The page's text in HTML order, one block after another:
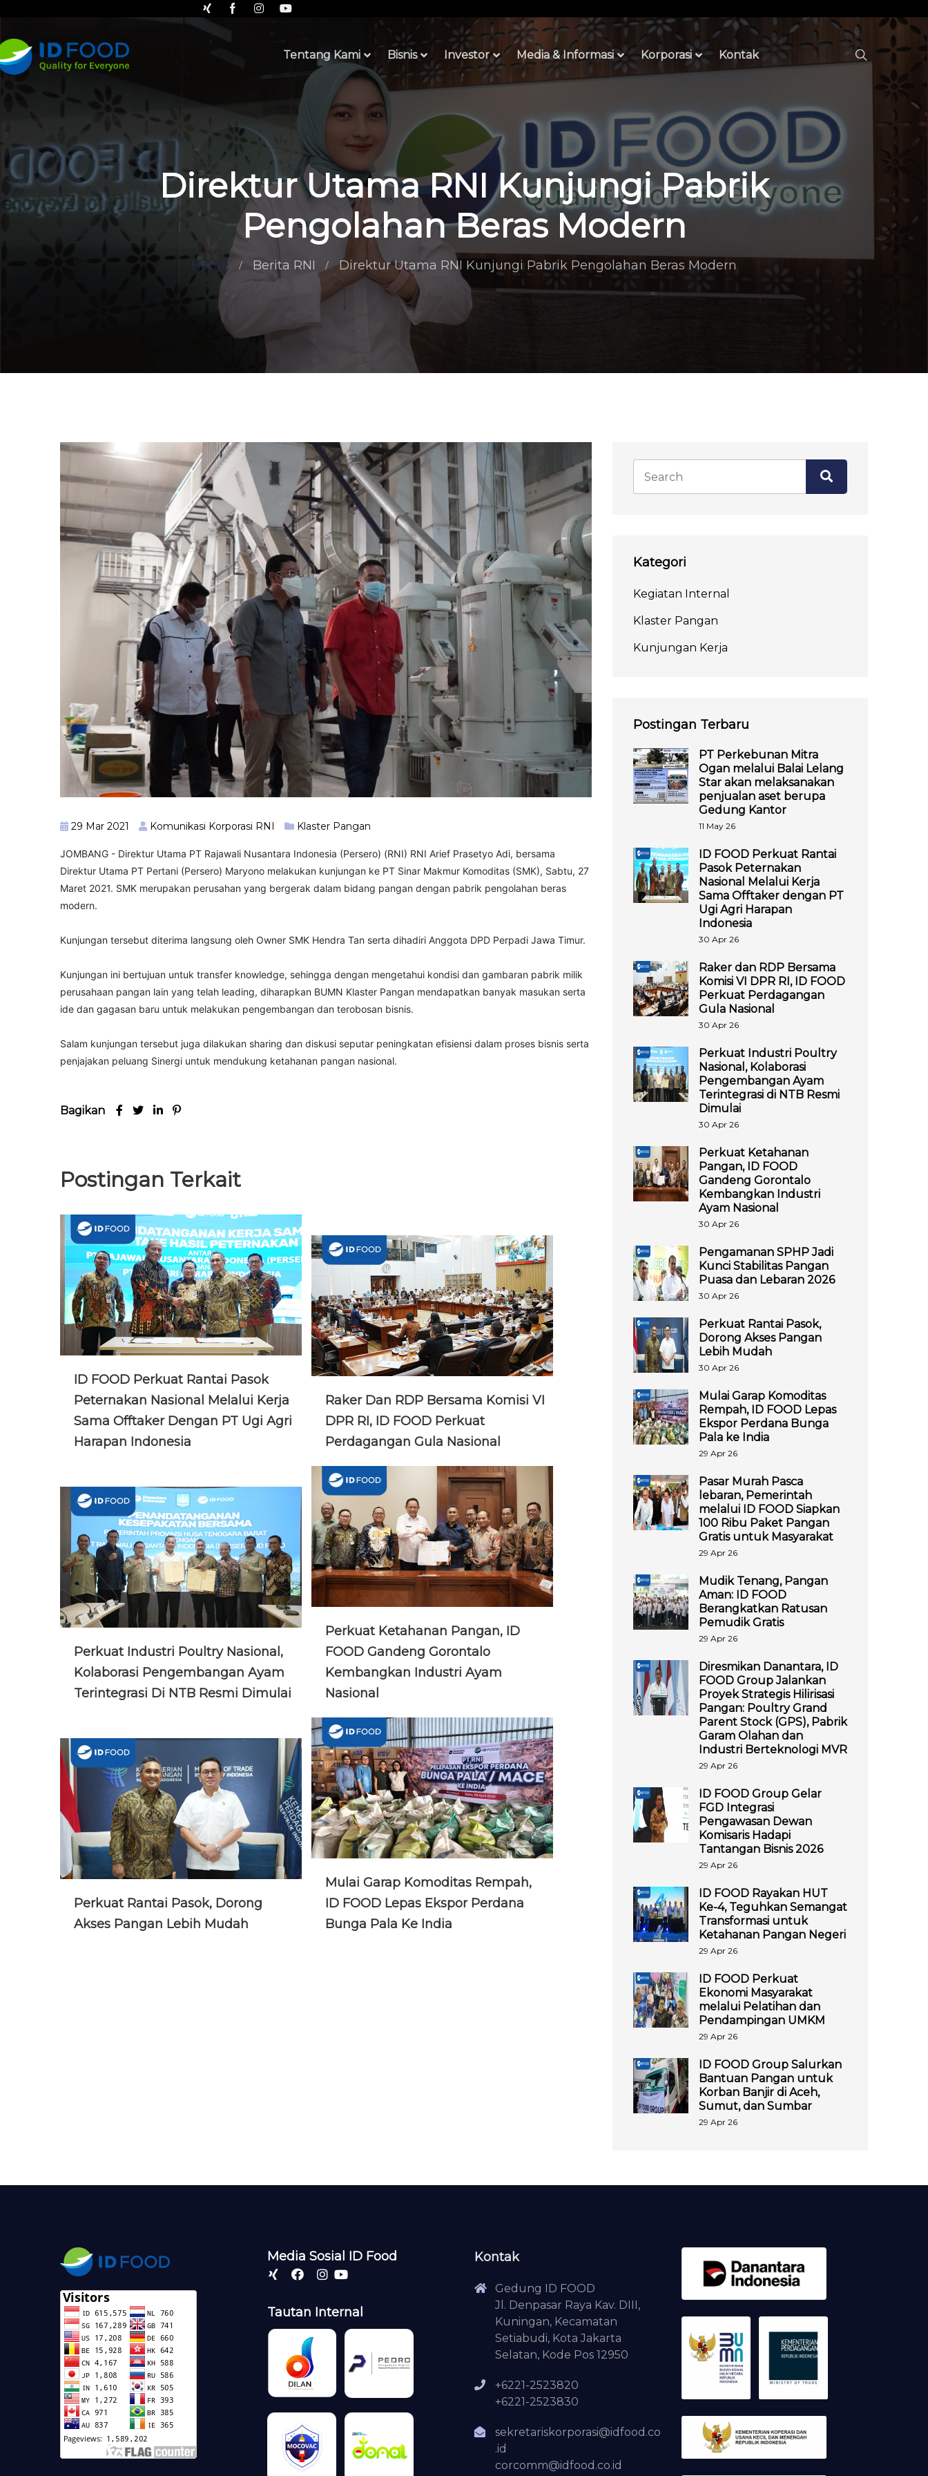
Tentang Kami Bisnis Investor Media & Informasi Korporasi Kontak
Direktur Utama RNI Kunjungi Pabrik
Pengolahan Beras Modern
Home Berita RNI Direktur Utama RNI Kunjungi Pabrik Pengolahan Beras Modern
29 Mar 2021 Komunikasi Korporasi RNI Klaster Pangan
JOMBANG - Direktur Utama PT Rajawali Nusantara Indonesia (Persero) (RNI) RNI Arief Prasetyo Adi, bersama
Direktur Utama PT Pertani (Persero) Maryono melakukan kunjungan ke PT Sinar Makmur Komoditas (SMK), Sabtu, 27
Maret 2021. SMK merupakan perusahan yang bergerak dalam bidang pangan dengan pabrik pengolahan beras
modern.
Kunjungan tersebut diterima langsung oleh Owner SMK Hendra Tan serta dihadiri Anggota DPD Perpadi Jawa Timur.
Kunjungan ini bertujuan untuk transfer knowledge, sehingga dengan mengetahui kondisi dan gambaran pabrik milik
perusahaan pangan lain yang telah leading, diharapkan BUMN Klaster Pangan mendapatkan banyak masukan serta
ide dan gagasan baru untuk melakukan pengembangan dan terobosan bisnis.
Salam kunjungan tersebut juga dilakukan sharing dan diskusi seputar peningkatan efisiensi dalam proses bisnis serta
penjajakan peluang Sinergi untuk mendukung ketahanan pangan nasional.
Bagikan
Postingan Terkait
ID FOOD Perkuat Rantai Pasok
Peternakan Nasional Melalui Kerja
Sama Offtaker Dengan PT Ugi Agri
Harapan Indonesia
Raker Dan RDP Bersama Komisi VI
DPR RI, ID FOOD Perkuat
Perdagangan Gula Nasional
Perkuat Industri Poultry Nasional,
Kolaborasi Pengembangan Ayam
Terintegrasi Di NTB Resmi Dimulai
Perkuat Ketahanan Pangan, ID
FOOD Gandeng Gorontalo
Kembangkan Industri Ayam
Nasional
Perkuat Rantai Pasok, Dorong
Akses Pangan Lebih Mudah
Mulai Garap Komoditas Rempah,
ID FOOD Lepas Ekspor Perdana
Bunga Pala Ke India
Kategori
Kegiatan Internal
Klaster Pangan
Kunjungan Kerja
Postingan Terbaru
PT Perkebunan Mitra
Ogan melalui Balai Lelang
Star akan melaksanakan
penjualan aset berupa
Gedung Kantor
11 May 26
ID FOOD Perkuat Rantai
Pasok Peternakan
Nasional Melalui Kerja
Sama Offtaker dengan PT
Ugi Agri Harapan
Indonesia
30 Apr 26
Raker dan RDP Bersama
Komisi VI DPR RI, ID FOOD
Perkuat Perdagangan
Gula Nasional
30 Apr 26
Perkuat Industri Poultry
Nasional, Kolaborasi
Pengembangan Ayam
Terintegrasi di NTB Resmi
Dimulai
30 Apr 26
Perkuat Ketahanan
Pangan, ID FOOD
Gandeng Gorontalo
Kembangkan Industri
Ayam Nasional
30 Apr 26
Pengamanan SPHP Jadi
Kunci Stabilitas Pangan
Puasa dan Lebaran 2026
30 Apr 26
Perkuat Rantai Pasok,
Dorong Akses Pangan
Lebih Mudah
30 Apr 26
Mulai Garap Komoditas
Rempah, ID FOOD Lepas
Ekspor Perdana Bunga
Pala ke India
29 Apr 26
Pasar Murah Pasca
lebaran, Pemerintah
melalui ID FOOD Siapkan
100 Ribu Paket Pangan
Gratis untuk Masyarakat
29 Apr 26
Mudik Tenang, Pangan
Aman: ID FOOD
Berangkatkan Ratusan
Pemudik Gratis
29 Apr 26
Diresmikan Danantara, ID
FOOD Group Jalankan
Proyek Strategis Hilirisasi
Pangan: Poultry Grand
Parent Stock (GPS), Pabrik
Garam Olahan dan
Industri Berteknologi MVR
29 Apr 26
ID FOOD Group Gelar
FGD Integrasi
Pengawasan Dewan
Komisaris Hadapi
Tantangan Bisnis 2026
29 Apr 26
ID FOOD Rayakan HUT
Ke-4, Teguhkan Semangat
Transformasi untuk
Ketahanan Pangan Negeri
29 Apr 26
ID FOOD Perkuat
Ekonomi Masyarakat
melalui Pelatihan dan
Pendampingan UMKM
29 Apr 26
ID FOOD Group Salurkan
Bantuan Pangan untuk
Korban Banjir di Aceh,
Sumut, dan Sumbar
29 Apr 26
Media Sosial ID Food
Tautan Internal
Kontak
Gedung ID FOOD
Jl. Denpasar Raya Kav. DIII,
Kuningan, Kecamatan
Setiabudi, Kota Jakarta
Selatan, Kode Pos 12950
+6221-2523820
+6221-2523830
sekretariskorporasi@idfood.co
.id
corcomm@idfood.co.id